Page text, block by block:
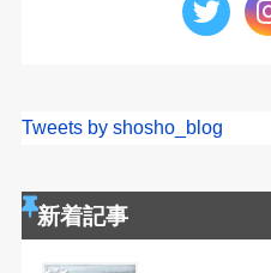
Tweets by shosho_blog
新着記事